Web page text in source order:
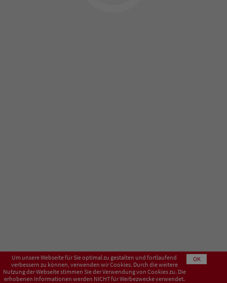
Um unsere Webseite für Sie optimal zu gestalten und fortlaufend
verbessern zu können, verwenden wir Cookies. Durch die weitere
Nutzung der Webseite stimmen Sie der Verwendung von Cookies zu. Die
erhobenen Informationen werden NICHT für Werbezwecke verwendet.
OK